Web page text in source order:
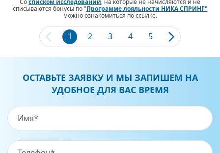
списываются бонусы по "Программе лояльности НИКА СПРИНГ"
можно ознакомиться по ссылке.
1 2 3 4 5
ОСТАВЬТЕ ЗАЯВКУ И МЫ ЗАПИШЕМ НА
УДОБНОЕ ДЛЯ ВАС ВРЕМЯ